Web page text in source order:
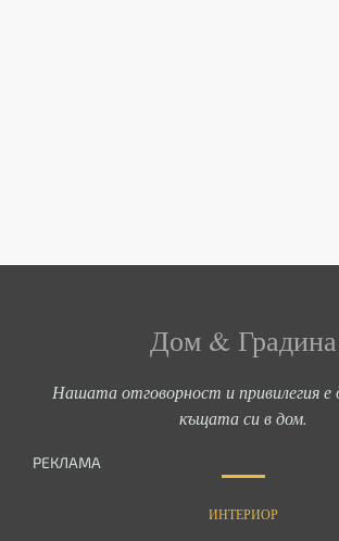
Дом & Градина
Нашата отговорност и привилегия е
къщата си в дом.
РЕКЛАМА
ИНТЕРИОР